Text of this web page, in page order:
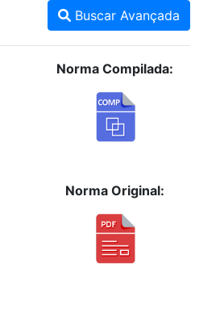
Buscar Avançada
Norma Compilada:
Norma Original: